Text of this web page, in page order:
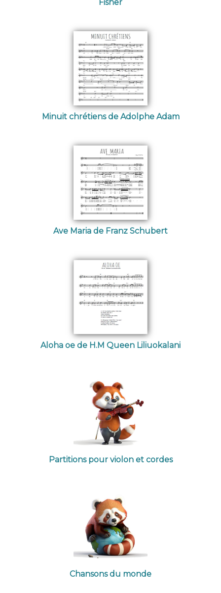
Fisher
Minuit chrétiens de Adolphe Adam
Ave Maria de Franz Schubert
Aloha oe de H.M Queen Liliuokalani
Partitions pour violon et cordes
Chansons du monde